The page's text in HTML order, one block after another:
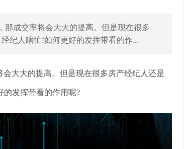
成交率将会大大的提高。但是现在很多
纪人瞎忙!如何更好的发挥带看的作...
大大的提高。但是现在很多房产经纪人还是
的发挥带看的作用呢?